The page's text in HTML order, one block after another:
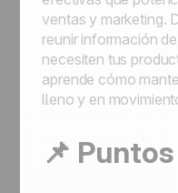
ventas y marketing.
reunir información
necesiten tus
aprende cómo
lleno y en
📌